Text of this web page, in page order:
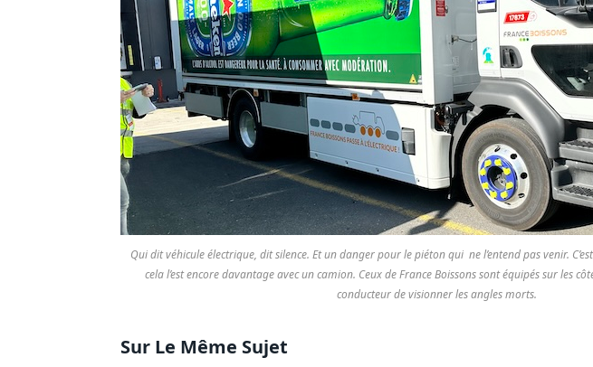
Qui dit véhicule électrique, dit silence. Et un danger pour le piéton qui ne l’entend pas venir.
cela l’est encore davantage avec un camion. Ceux de France Boissons sont équipés sur les
conducteur de visionner les angles morts.
Sur Le Même Sujet